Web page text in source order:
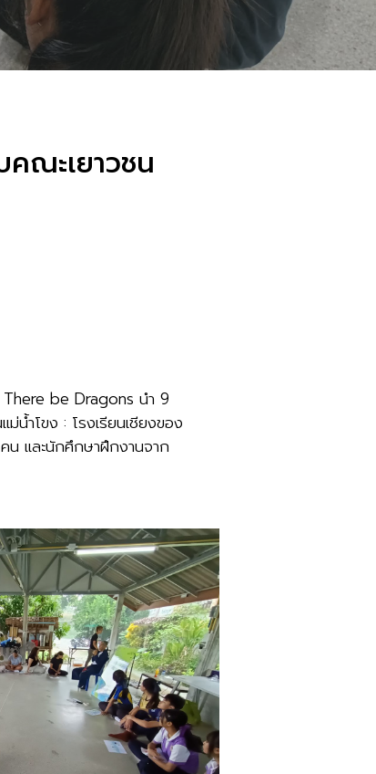
คณะเยาวชน
be Dragons นำ 9
น้ำโขง : โรงเรียนเชียงของ
และนักศึกษาฝึกงานจาก